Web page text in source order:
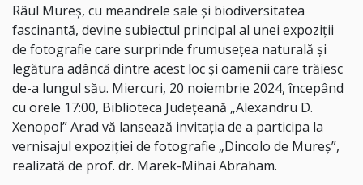
Râul Mureș, cu meandrele sale și biodiversitatea
fascinantă, devine subiectul principal al unei expoziții
de fotografie care surprinde frumusețea naturală și
legătura adâncă dintre acest loc și oamenii care trăiesc
de-a lungul său. Miercuri, 20 noiembrie 2024, începând
cu orele 17:00, Biblioteca Județeană „Alexandru D.
Xenopol” Arad vă lansează invitația de a participa la
vernisajul expoziției de fotografie „Dincolo de Mureș”,
realizată de prof. dr. Marek-Mihai Abraham.